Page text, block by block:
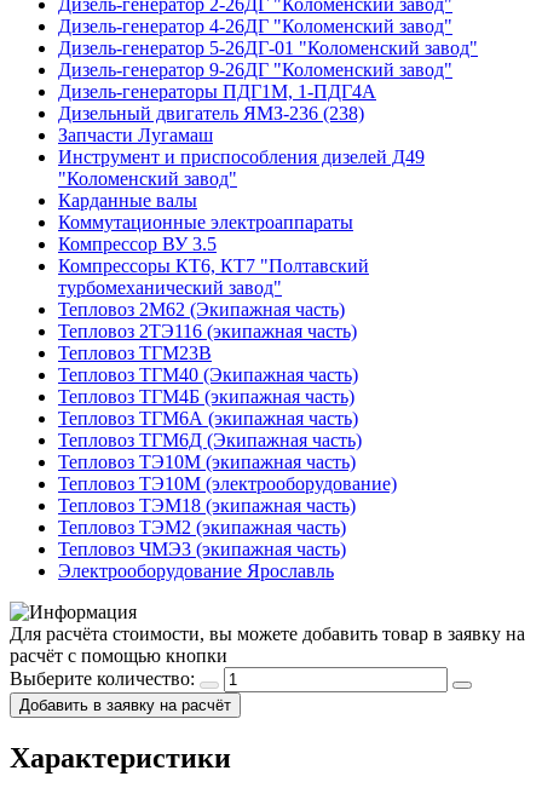
Дизель-генератор 4-26ДГ "Коломенский завод"
Дизель-генератор 5-26ДГ-01 "Коломенский завод"
Дизель-генератор 9-26ДГ "Коломенский завод"
Дизель-генераторы ПДГ1М, 1-ПДГ4А
Дизельный двигатель ЯМЗ-236 (238)
Запчасти Лугамаш
Инструмент и приспособления дизелей Д49
"Коломенский завод"
Карданные валы
Коммутационные электроаппараты
Компрессор ВУ 3.5
Компрессоры КТ6, КТ7 "Полтавский
турбомеханический завод"
Тепловоз 2М62 (Экипажная часть)
Тепловоз 2ТЭ116 (экипажная часть)
Тепловоз ТГМ23В
Тепловоз ТГМ40 (Экипажная часть)
Тепловоз ТГМ4Б (экипажная часть)
Тепловоз ТГМ6А (экипажная часть)
Тепловоз ТГМ6Д (Экипажная часть)
Тепловоз ТЭ10М (экипажная часть)
Тепловоз ТЭ10М (электрооборудование)
Тепловоз ТЭМ18 (экипажная часть)
Тепловоз ТЭМ2 (экипажная часть)
Тепловоз ЧМЭ3 (экипажная часть)
Электрооборудование Ярославль
Для расчёта стоимости, вы можете добавить товар в заявку на
расчёт с помощью кнопки
Выберите количество:
Добавить в заявку на расчёт
Характеристики